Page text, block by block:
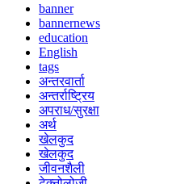
banner
bannernews
education
English
tags
अन्तरवार्ता
अन्तर्राष्ट्रिय
अपराध/सुरक्षा
अर्थ
खेलकुद
खेलकुद
जीवनशैली